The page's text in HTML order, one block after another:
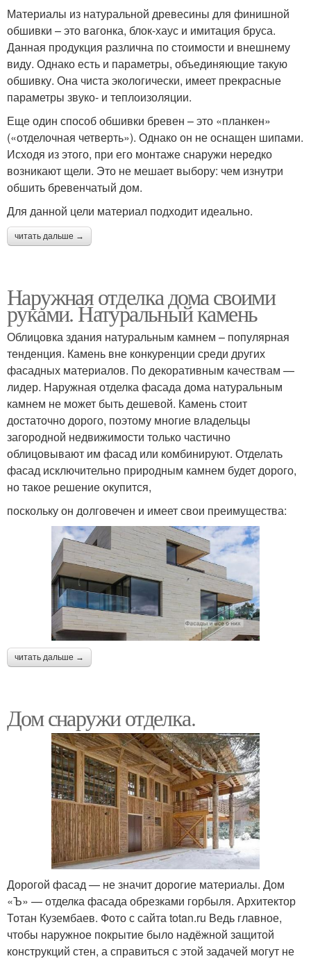
Материалы из натуральной древесины для финишной
обшивки – это вагонка, блок-хаус и имитация бруса.
Данная продукция различна по стоимости и внешнему
виду. Однако есть и параметры, объединяющие такую
обшивку. Она чиста экологически, имеет прекрасные
параметры звуко- и теплоизоляции.
Еще один способ обшивки бревен – это «планкен»
(«отделочная четверть»). Однако он не оснащен шипами.
Исходя из этого, при его монтаже снаружи нередко
возникают щели. Это не мешает выбору: чем изнутри
обшить бревенчатый дом.
Для данной цели материал подходит идеально.
читать дальше →
Наружная отделка дома своими
руками. Натуральный камень
Облицовка здания натуральным камнем – популярная
тенденция. Камень вне конкуренции среди других
фасадных материалов. По декоративным качествам —
лидер. Наружная отделка фасада дома натуральным
камнем не может быть дешевой. Камень стоит
достаточно дорого, поэтому многие владельцы
загородной недвижимости только частично
облицовывают им фасад или комбинируют. Отделать
фасад исключительно природным камнем будет дорого,
но такое решение окупится,
поскольку он долговечен и имеет свои преимущества:
читать дальше →
Дом снаружи отделка.
Дорогой фасад — не значит дорогие материалы. Дом
«Ъ» — отделка фасада обрезками горбыля. Архитектор
Тотан Кузембаев. Фото с сайта totan.ru Ведь главное,
чтобы наружное покрытие было надёжной защитой
конструкций стен, а справиться с этой задачей могут не